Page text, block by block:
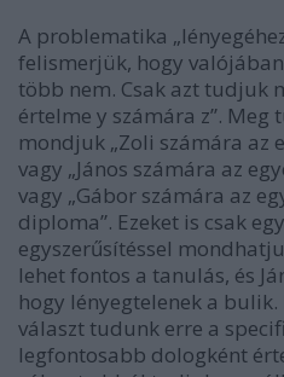
A problematika
felismerjük, hogy
több nem. Csak azt tudjuk
értelme y számára z”.
mondjuk „Zoli számára az
vagy „János számára az
vagy „Gábor számára az
diploma”. Ezeket is csak
egyszerűsítéssel
lehet fontos a tanulás, és
hogy lényegtelenek a
választ tudunk erre a
legfontosabb dologként